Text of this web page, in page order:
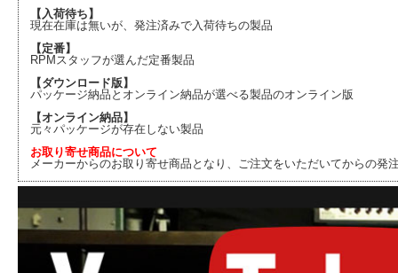
【入荷待ち】
現在在庫は無いが、発注済みで入荷待ちの製品
【定番】
RPMスタッフが選んだ定番製品
【ダウンロード版】
パッケージ納品とオンライン納品が選べる製品のオンライン版
【オンライン納品】
元々パッケージが存在しない製品
お取り寄せ商品について
メーカーからのお取り寄せ商品となり、ご注文をいただいてからの発